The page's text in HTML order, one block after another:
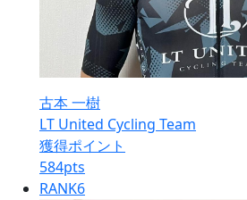
古本 一樹
LT United Cycling Team
獲得ポイント
584pts
RANK6